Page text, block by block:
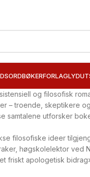
BØKERFORLAG
og filosofisk
– troende, skeptikere
samtalene utforsker
filosofiske ideer
høgskolelektor
friskt apologetisk